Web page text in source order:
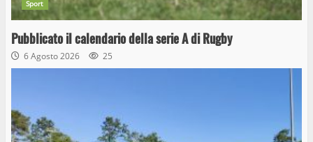
Sport
Pubblicato il calendario della serie A di Rugby
6 Agosto 2026 25